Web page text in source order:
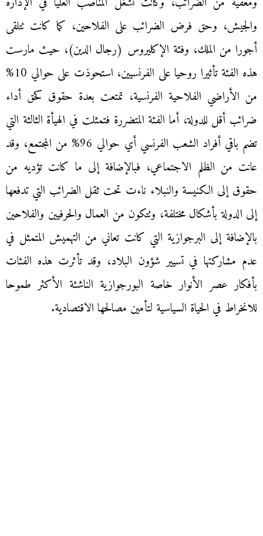
والجيش، وحق فرض الضرائب على الفلاحين، كما كانت تتلقى
أجورا من الملك، وفئة الإكليروس (رجال الدين)، حيث مارست
هذه الفئة تأثيرا روحيا على الفرنسيين، استحوذت على حوالي 10%
من الأراضي الفلاحية الفرنسية، تمتعت بعدة حقوق كحق أداء
ضرائب أقل للدولة، أما الفئة المتضررة فتمثلت في الهيأة الثالثة التي
تضم باقي أفراد الشعب الفرنسي أي حوالي 96% من المجتمع، وقد
عانت من الظلم الاجتماعي، فبالإضافة إلى ما كانت تؤديه من
حقوق إلى الكنيسة والنبلاء ناءت تحت ثقل الضرائب التي تدفعها
إلى الدولة بأشكال مختلفة، وتتكون من العمال والحرفيين والفلاحين
بالإضافة إلى البرجوازية التي كانت تعاني من التهميش المتمثل في
عدم مشاركتها في تسيير شؤون البلاد، وقد تأثرت هذه الفئات
بأفكار عصر الأنوار خاصة البورجوازية الناشئة الأكثر طموحا
للانخراط في الحياة السياسية لتأمين مصالحها الاقتصادية.